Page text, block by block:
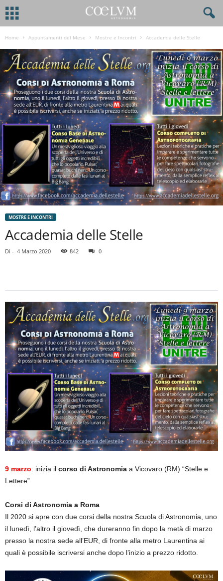
Home Appuntamenti del Mese Mostre e Incontri Accademia delle Stelle
MOSTRE E INCONTRI
Accademia delle Stelle
Di - 4 Marzo 2020 842 0
9 marzo: inizia il corso di Astronomia a Vicovaro (RM) “Stelle e
Lettere”
Corsi di Astronomia a Roma
Il 2020 si apre con due corsi della nostra Scuola di Astronomia, uno
il lunedì, l’altro il giovedì, che dureranno fin dopo la metà di marzo
presso la nostra sede all’EUR, di fronte alla metro Laurentina ai
quali è possibile iscriversi anche dopo l’inizio a prezzo ridotto.